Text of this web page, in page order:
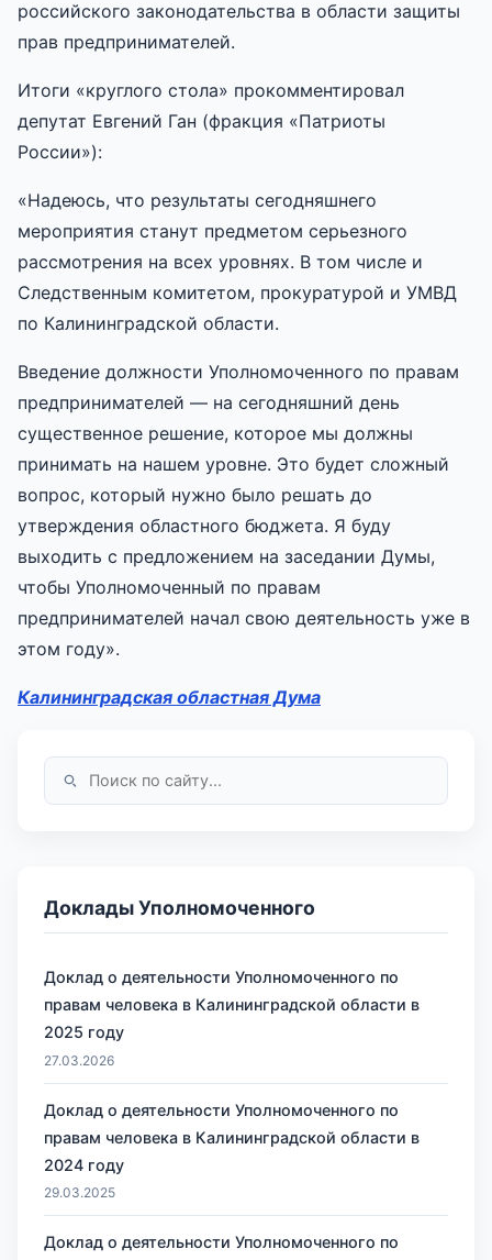
российского законодательства в области защиты
прав предпринимателей.
Итоги «круглого стола» прокомментировал
депутат Евгений Ган (фракция «Патриоты
России»):
«Надеюсь, что результаты сегодняшнего
мероприятия станут предметом серьезного
рассмотрения на всех уровнях. В том числе и
Следственным комитетом, прокуратурой и УМВД
по Калининградской области.
Введение должности Уполномоченного по правам
предпринимателей — на сегодняшний день
существенное решение, которое мы должны
принимать на нашем уровне. Это будет сложный
вопрос, который нужно было решать до
утверждения областного бюджета. Я буду
выходить с предложением на заседании Думы,
чтобы Уполномоченный по правам
предпринимателей начал свою деятельность уже в
этом году».
Калининградская областная Дума
Доклады Уполномоченного
Доклад о деятельности Уполномоченного по
правам человека в Калининградской области в
2025 году
27.03.2026
Доклад о деятельности Уполномоченного по
правам человека в Калининградской области в
2024 году
29.03.2025
Доклад о деятельности Уполномоченного по